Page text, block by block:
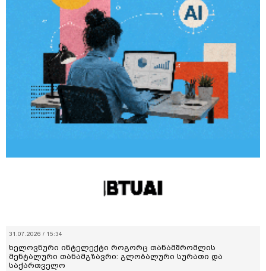
31.07.2026 / 15:34
ხელოვნური ინტელექტი როგორც თანამშრომლის
მენტალური თანამგზავრი: გლობალური სურათი და
საქართველო